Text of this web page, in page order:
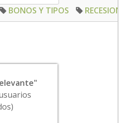
BONOS Y TIPOS RECESION